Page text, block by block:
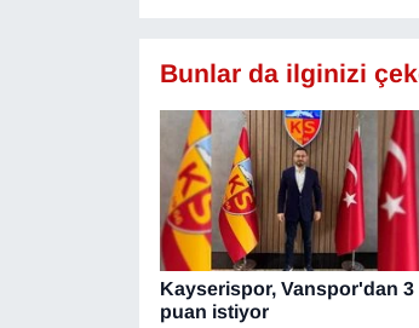
Bunlar da ilginizi
Kayserispor, Vanspor'dan 3
puan istiyor